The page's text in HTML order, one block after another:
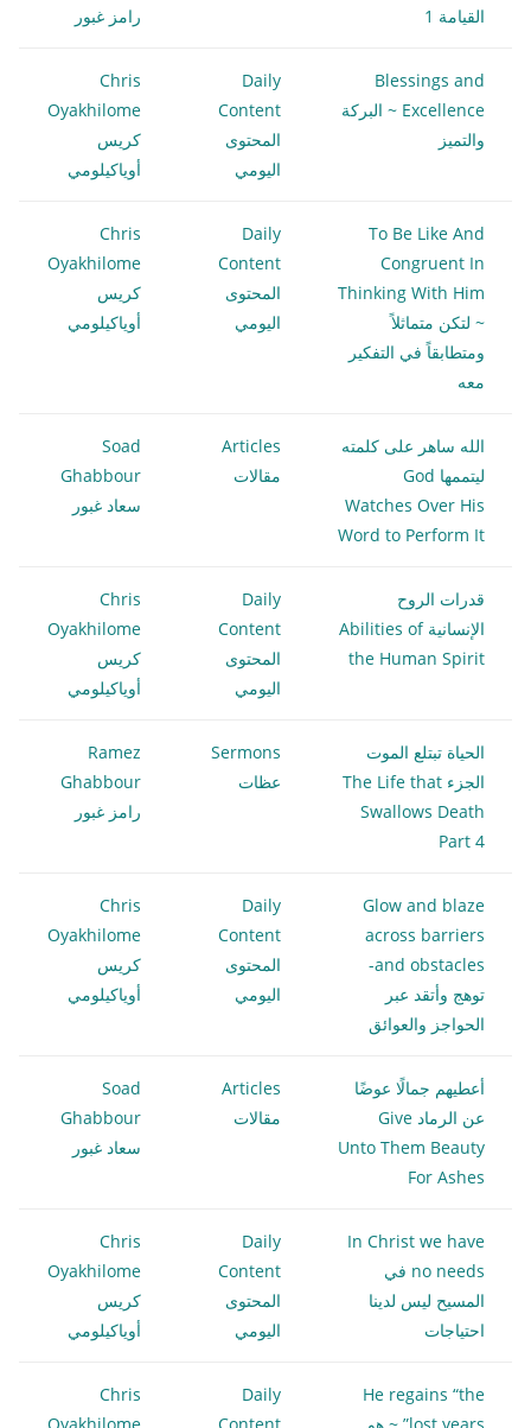
القيامة 1
رامز غبور
Blessings and
Excellence ~ البركة
والتميز
Daily
Content
المحتوى
اليومي
Chris
Oyakhilome
كريس
أوياكيلومي
To Be Like And
Congruent In
Thinking With Him
~ لتكن متماثلاً
ومتطابقاً في التفكير
معه
Daily
Content
المحتوى
اليومي
Chris
Oyakhilome
كريس
أوياكيلومي
الله ساهر على كلمته
ليتممها God
Watches Over His
Word to Perform It
Articles
مقالات
Soad
Ghabbour
سعاد غبور
قدرات الروح
الإنسانية Abilities of
the Human Spirit
Daily
Content
المحتوى
اليومي
Chris
Oyakhilome
كريس
أوياكيلومي
الحياة تبتلع الموت
الجزء The Life that
Swallows Death
Part 4
Sermons
عظات
Ramez
Ghabbour
رامز غبور
Glow and blaze
across barriers
and obstacles-
توهج وأتقد عبر
الحواجز والعوائق
Daily
Content
المحتوى
اليومي
Chris
Oyakhilome
كريس
أوياكيلومي
أعطيهم جمالًا عوضًا
عن الرماد Give
Unto Them Beauty
For Ashes
Articles
مقالات
Soad
Ghabbour
سعاد غبور
In Christ we have
no needs في
المسيح ليس لدينا
احتياجات
Daily
Content
المحتوى
اليومي
Chris
Oyakhilome
كريس
أوياكيلومي
He regains “the
Daily
Chris